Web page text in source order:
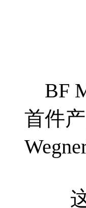
BF
首件
这把